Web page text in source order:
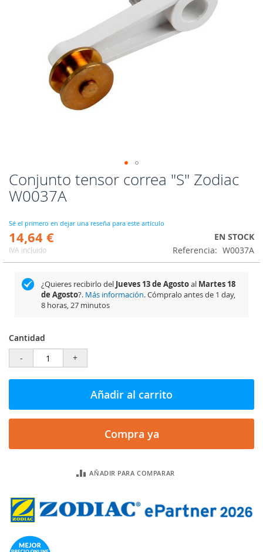
Conjunto tensor correa "S" Zodiac
W0037A
Sé el primero en dejar una reseña para este artículo
14,64 €
IVA incluido
EN STOCK
Referencia
W0037A
¿Quieres recibirlo del Jueves 13 de Agostoal Martes 18
de Agosto?. Más información. Cómpralo antes de 1 day,
8 horas, 27 minutos
Cantidad
-
+
Añadir al carrito
Compra ya
AÑADIR PARA COMPARAR
Saltar
al
comienzo
la
galería
de